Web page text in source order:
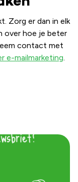
Zorg er dan in elk
over hoe je beter
contact met
e-mailmarketing.